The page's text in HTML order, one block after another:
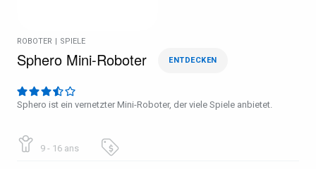
ROBOTER SPIELE
Sphero Mini-Roboter ENTDECKEN
Sphero ist ein vernetzter Mini-Roboter, der viele Spiele anbietet.
9 - 16 ans